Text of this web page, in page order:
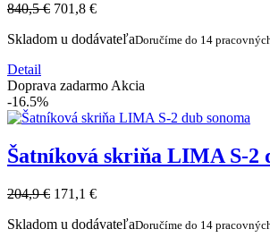
840,5 € 701,8 €
Skladom u dodávateľaDoručíme do 14
Detail
Doprava zadarmoAkcia
-16.5%
Šatníková skriňa LIMA S-2
204,9 € 171,1 €
Skladom u dodávateľaDoručíme do 14